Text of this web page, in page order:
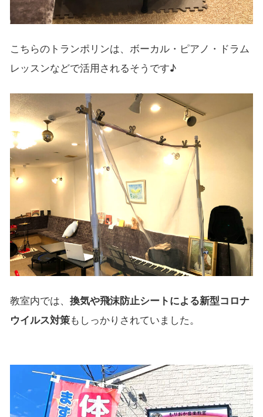
こちらのトランポリンは、ボーカル・ピアノ・ドラム
レッスンなどで活用されるそうです♪
教室内では、 換気や飛沫防止シートによる新型コロナ
ウイルス対策もしっかりされていました。